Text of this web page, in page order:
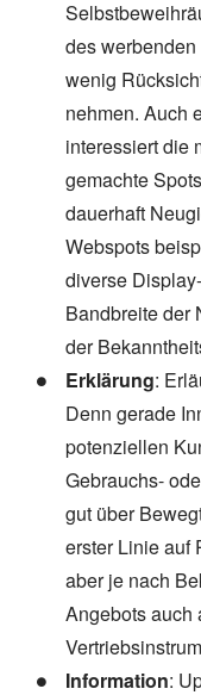
des
wenig
nehmen. Auch
interessiert die
gemachte
dauerhaft
Webspots
diverse
Bandbreite der
der
Erklärung:
Denn gerade
potenziellen
Gebrauchs-
gut über
erster Linie auf
aber je nach
Angebots auch
Information: